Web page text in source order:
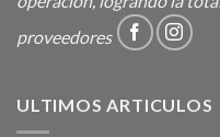
proveedores
ULTIMOS ARTICULOS